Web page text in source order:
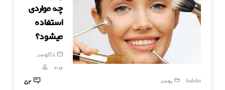
چه مواردی
استفاده
میشود؟
8 آگوست,
2016
habibi
پوست 52